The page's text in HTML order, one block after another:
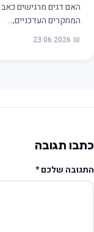
האם דגים מרגישים
המחקרים העדכניים,…
📅 23.06.2026
תגובה
שלכם*